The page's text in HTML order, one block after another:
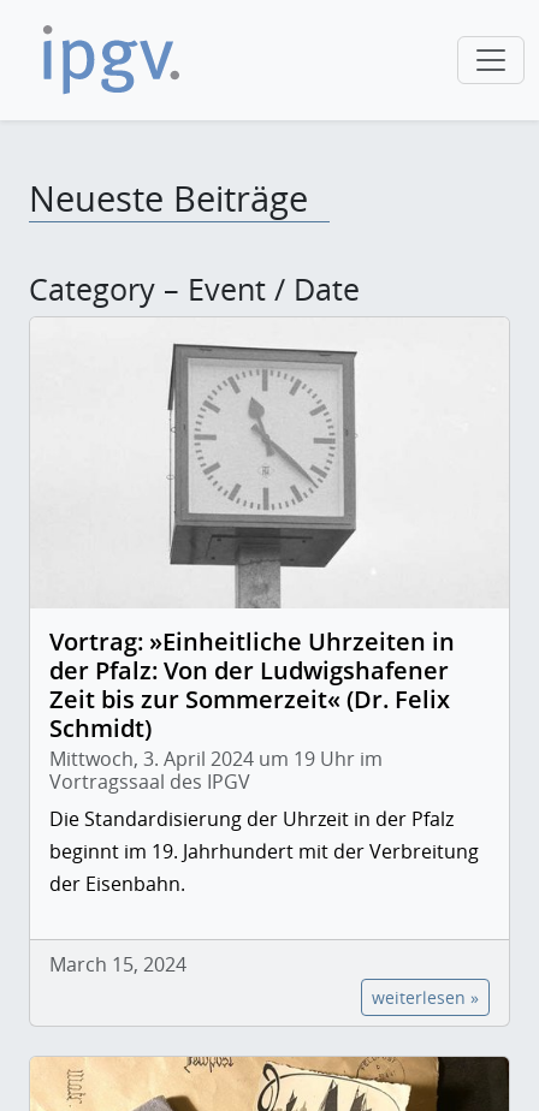
Neueste Beiträge
Category – Event / Date
Vortrag: »Einheitliche Uhrzeiten in
der Pfalz: Von der Ludwigshafener
Zeit bis zur Sommerzeit« (Dr. Felix
Schmidt)
Mittwoch, 3. April 2024 um 19 Uhr im
Vortragssaal des IPGV
Die Standardisierung der Uhrzeit in der Pfalz
beginnt im 19. Jahrhundert mit der Verbreitung
der Eisenbahn.
March 15, 2024
weiterlesen »